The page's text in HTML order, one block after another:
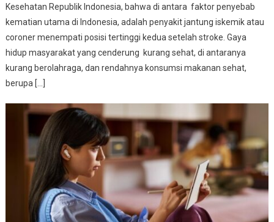
Kesehatan Republik Indonesia, bahwa di antara faktor penyebab
kematian utama di Indonesia, adalah penyakit jantung iskemik atau
coroner menempati posisi tertinggi kedua setelah stroke. Gaya
hidup masyarakat yang cenderung kurang sehat, di antaranya
kurang berolahraga, dan rendahnya konsumsi makanan sehat,
berupa […]